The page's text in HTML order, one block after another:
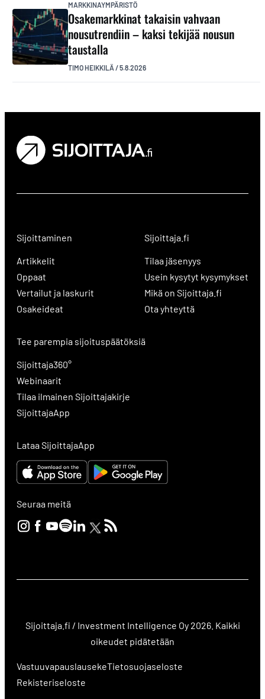
MARKKINAYMPÄRISTÖ
Osakemarkkinat takaisin vahvaan
nousutrendiin – kaksi tekijää nousun
taustalla
TIMO HEIKKILÄ /5.8.2026
Sijoittaminen
Artikkelit
Oppaat
Vertailut ja laskurit
Osakeideat
Sijoittaja.fi
Tilaa jäsenyys
Usein kysytyt kysymykset
Mikä on Sijoittaja.fi
Ota yhteyttä
Tee parempia sijoituspäätöksiä
Sijoittaja360°
Webinaarit
Tilaa ilmainen Sijoittajakirje
SijoittajaApp
Lataa SijoittajaApp
Seuraa meitä
Sijoittaja.fi / Investment Intelligence Oy 2026. Kaikki
oikeudet pidätetään
VastuuvapauslausekeTietosuojaseloste
Rekisteriseloste